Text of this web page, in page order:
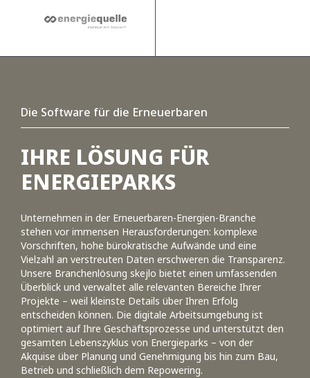
Die Software für die Erneuerbaren
IHRE LÖSUNG FÜR
ENERGIEPARKS
Unternehmen in der Erneuerbaren-Energien-Branche
stehen vor immensen Herausforderungen: komplexe
Vorschriften, hohe bürokratische Aufwände und eine
Vielzahl an verstreuten Daten erschweren die Transparenz.
Unsere Branchenlösung skejlo bietet einen umfassenden
Überblick und verwaltet alle relevanten Bereiche Ihrer
Projekte – weil kleinste Details über Ihren Erfolg
entscheiden können. Die digitale Arbeitsumgebung ist
optimiert auf Ihre Geschäftsprozesse und unterstützt den
gesamten Lebenszyklus von Energieparks – von der
Akquise über Planung und Genehmigung bis hin zum Bau,
Betrieb und schließlich dem Repowering.